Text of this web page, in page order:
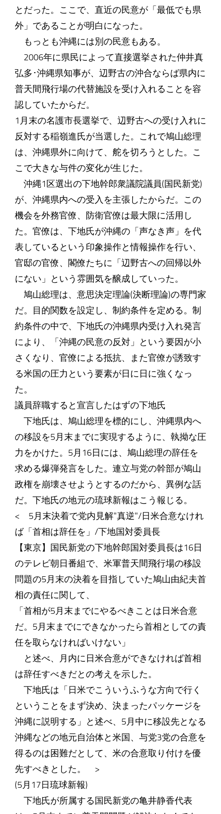
とだった。ここで、直近の民意が「最低でも県
外」であることが明白になった。
もっとも沖縄には別の民意もある。
2006年に県民によって直接選挙された仲井真
弘多･沖縄県知事が、辺野古の沖合ならば県内に
普天間飛行場の代替施設を受け入れることを容
認していたからだ。
1月末の名護市長選挙で、辺野古への受け入れに
反対する稲嶺進氏が当選した。これで鳩山総理
は、沖縄県外に向けて、舵を切ろうとした。こ
こで大きな与件の変化が生じた。
沖縄1区選出の下地幹郎衆議院議員(国民新党)
が、沖縄県内への受入を主張したからだ。この
機会を外務官僚、防衛官僚は最大限に活用し
た。官僚は、下地氏が沖縄の「声なき声」を代
表しているという印象操作と情報操作を行い、
官邸の官僚、閣僚たちに「辺野古への回帰以外
にない」という雰囲気を醸成していった。
鳩山総理は、意思決定理論(決断理論)の専門家
だ。目的関数を設定し、制約条件を定める。制
約条件の中で、下地氏の沖縄県内受け入れ発言
により、「沖縄の民意の反対」という要因が小
さくなり、官僚による抵抗、また官僚が誘致す
る米国の圧力という要素が日に日に強くなっ
た。
議員辞職すると宣言したはずの下地氏
下地氏は、鳩山総理を標的にし、沖縄県内へ
の移設を5月末までに実現するように、執拗な圧
力をかけた。5月16日には、鳩山総理の辞任を
求める爆弾発言をした。連立与党の幹部が鳩山
政権を崩壊させようとするのだから、異例な話
だ。下地氏の地元の琉球新報はこう報じる。
< 5月末決着で党内見解"真逆"/日米合意なけれ
ば「首相は辞任を」/下地国対委員長
【東京】国民新党の下地幹郎国対委員長は16日
のテレビ朝日番組で、米軍普天間飛行場の移設
問題の5月末の決着を目指していた鳩山由紀夫首
相の責任に関して、
「首相が5月末までにやるべきことは日米合意
だ。5月末までにできなかったら首相としての責
任を取らなければいけない」
と述べ、月内に日米合意ができなければ首相
は辞任すべきだとの考えを示した。
下地氏は「日米でこういうふうな方向で行く
ということをまず決め、決まったパッケージを
沖縄に説明する」と述べ、5月中に移設先となる
沖縄などの地元自治体と米国、与党3党の合意を
得るのは困難だとして、米の合意取り付けを優
先すべきとした。 >
(5月17日琉球新報)
下地氏が所属する国民新党の亀井静香代表